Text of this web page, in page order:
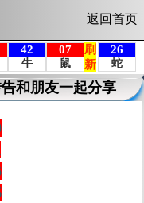
返回首页
和朋友一起分享